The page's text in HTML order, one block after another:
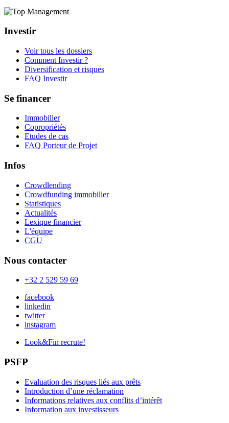
Investir
Voir tous les dossiers
Comment Investir ?
Diversification et risques
FAQ Investir
Se financer
Immobilier
Copropriétés
Etudes de cas
FAQ Porteur de Projet
Infos
Crowdlending
Crowdfunding immobilier
Statistiques
Actualités
Lexique financier
L'équipe
CGU
Nous contacter
+32 2 529 59 69
facebook
linkedin
twitter
instagram
Look&Fin recrute!
PSFP
Evaluation des risques liés aux prêts
Introduction d’une réclamation
Informations relatives aux conflits d’intérêt
Information aux investisseurs